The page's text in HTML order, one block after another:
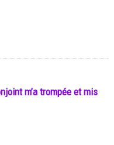
m’a trompée et mis